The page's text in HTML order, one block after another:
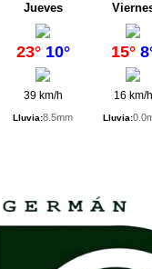
Jueves
23° 10°
39 km/h
Lluvia:8.5mm
15°
16 km/h
Lluvia: